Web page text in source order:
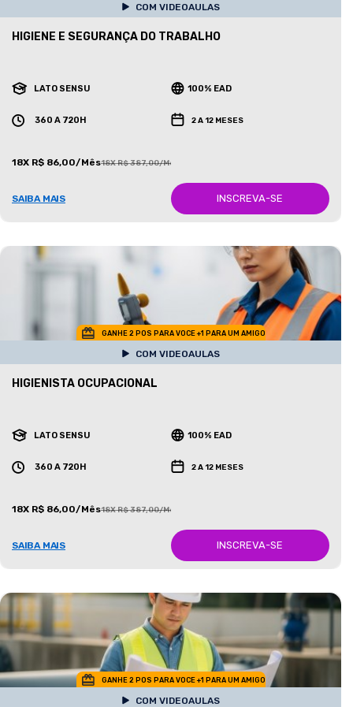
COM VIDEOAULAS
HIGIENE E SEGURANÇA DO TRABALHO
LATO SENSU 100% EAD
360 A 720H 2 A 12 MESES
18X R$ 86,00/Mês18X R$ 387,00/Mês
SAIBA MAIS INSCREVA-SE
GANHE 2 POS PARA VOCE +1 PARA UM AMIGO
COM VIDEOAULAS
HIGIENISTA OCUPACIONAL
LATO SENSU 100% EAD
360 A 720H 2 A 12 MESES
18X R$ 86,00/Mês18X R$ 387,00/Mês
SAIBA MAIS INSCREVA-SE
GANHE 2 POS PARA VOCE +1 PARA UM AMIGO
COM VIDEOAULAS